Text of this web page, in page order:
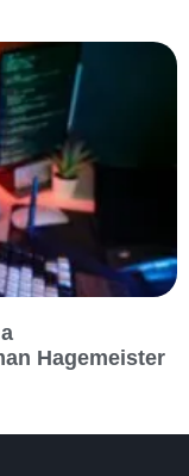
Hagemeister